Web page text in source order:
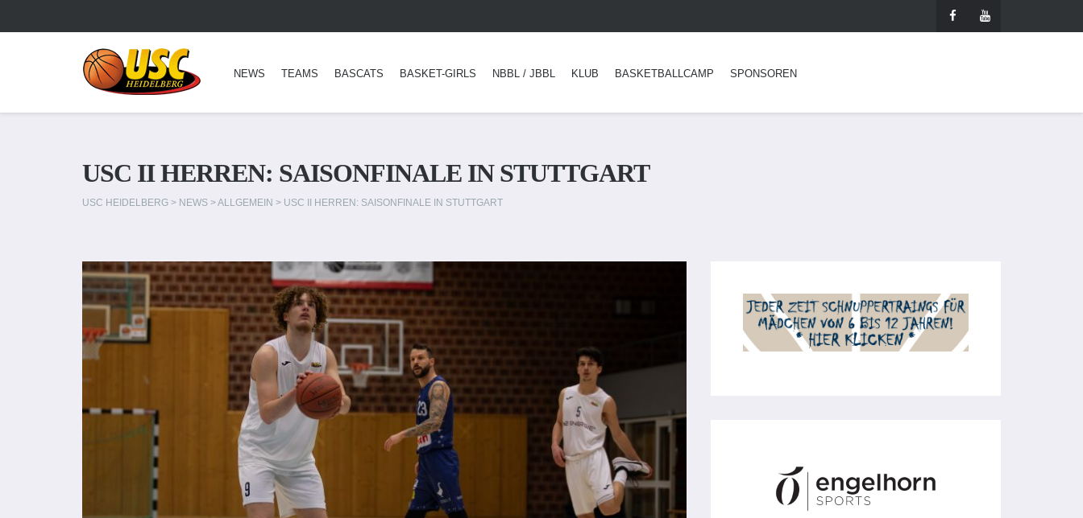
NEWS TEAMS BASCATS BASKET-GIRLS NBBL / JBBL KLUB BASKETBALLCAMP SPONSOREN
USC II HERREN: SAISONFINALE IN STUTTGART
USC HEIDELBERG > NEWS >ALLGEMEIN > USC II HERREN: SAISONFINALE IN STUTTGART